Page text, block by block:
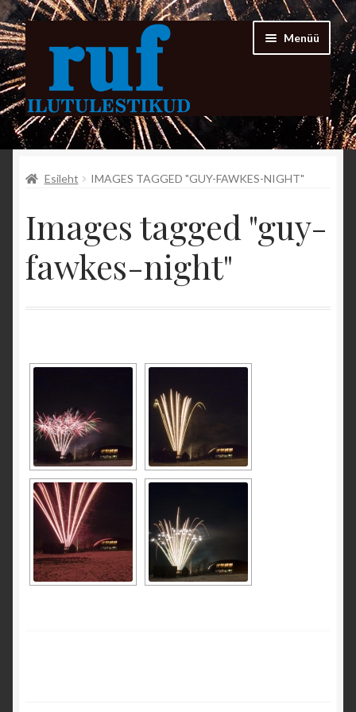
Liigu
navigeerimisele
Liigu
sisu
juurde
Menüü
Esileht
FIRMAST
PORTFOLIO
Kassa
Minu konto
Privaatsusteavitus
VIDEOD
Eriefektid
Püromuusikalid
Esileht IMAGES TAGGED "GUY-FAWKES-NIGHT"
Images tagged "guy-
fawkes-night"